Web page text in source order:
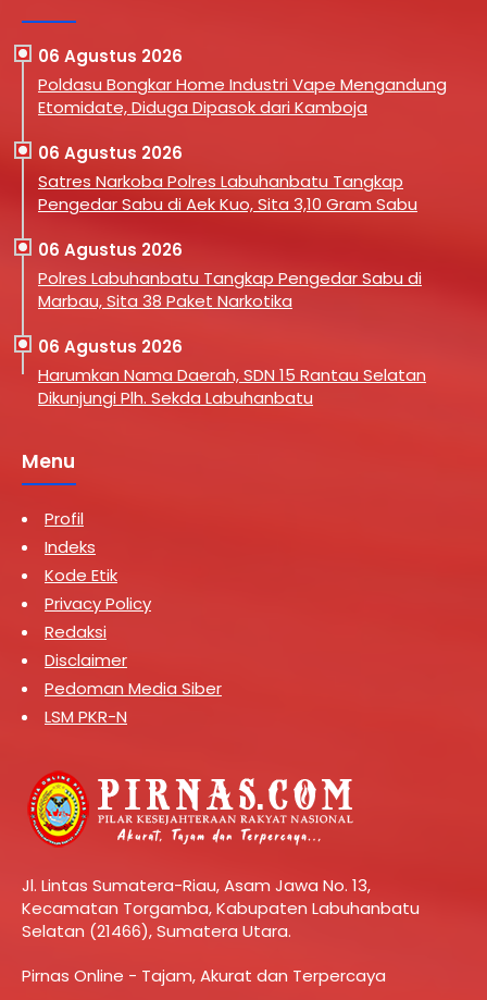
06 Agustus 2026
Poldasu Bongkar Home Industri Vape Mengandung
Etomidate, Diduga Dipasok dari Kamboja
06 Agustus 2026
Satres Narkoba Polres Labuhanbatu Tangkap
Pengedar Sabu di Aek Kuo, Sita 3,10 Gram Sabu
06 Agustus 2026
Polres Labuhanbatu Tangkap Pengedar Sabu di
Marbau, Sita 38 Paket Narkotika
06 Agustus 2026
Harumkan Nama Daerah, SDN 15 Rantau Selatan
Dikunjungi Plh. Sekda Labuhanbatu
Menu
Profil
Indeks
Kode Etik
Privacy Policy
Redaksi
Disclaimer
Pedoman Media Siber
LSM PKR-N
Jl. Lintas Sumatera-Riau, Asam Jawa No. 13,
Kecamatan Torgamba, Kabupaten Labuhanbatu
Selatan (21466), Sumatera Utara.
Pirnas Online - Tajam, Akurat dan Terpercaya